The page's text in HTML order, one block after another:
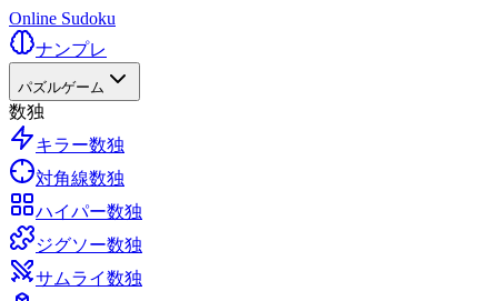
Online Sudoku
ナンプレ
パズルゲーム
数独
キラー数独
対角線数独
ハイパー数独
ジグソー数独
サムライ数独